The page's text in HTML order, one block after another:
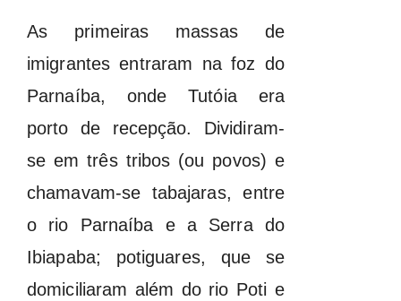
As primeiras massas de
imigrantes entraram na foz do
Parnaíba, onde Tutóia era
porto de recepção. Dividiram-
se em três tribos (ou povos) e
chamavam-se tabajaras, entre
o rio Parnaíba e a Serra do
Ibiapaba; potiguares, que se
domiciliaram além do rio Poti e